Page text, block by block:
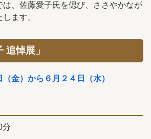
は、佐藤愛子氏を偲び、ささやかなが
ます。
追悼展」
金）から６月２４日（水）
分